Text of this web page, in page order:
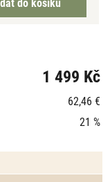
1 499 Kč
62,46 €
21 %